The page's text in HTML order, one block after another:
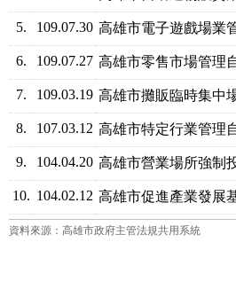
5. 109.07.30 高雄市電子遊戲場業
6. 109.07.27 高雄市零售市場管理
7. 109.03.19 高雄市攤販臨時集中
8. 107.03.12 高雄市特定行業管理
9. 104.04.20 高雄市營業場所強制
10. 104.02.12 高雄市促進產業發展
資料來源：高雄市政府主管法規共用系統